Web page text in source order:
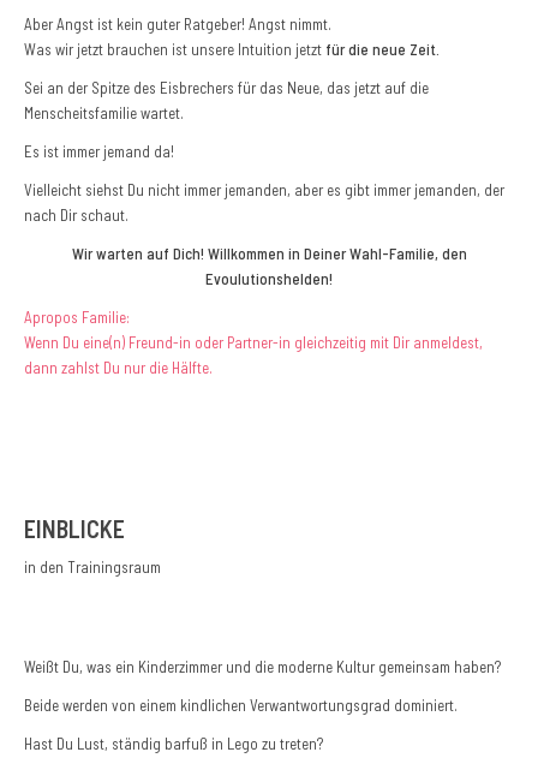
Aber Angst ist kein guter Ratgeber! Angst nimmt.
Was wir jetzt brauchen ist unsere Intuition jetzt für die neue Zeit.
Sei an der Spitze des Eisbrechers für das Neue, das jetzt auf die
Menscheitsfamilie wartet.
Es ist immer jemand da!
Vielleicht siehst Du nicht immer jemanden, aber es gibt immer jemanden, der
nach Dir schaut.
Wir warten auf Dich! Willkommen in Deiner Wahl-Familie, den
Evoulutionshelden!
Apropos Familie:
Wenn Du eine(n) Freund-in oder Partner-in gleichzeitig mit Dir anmeldest,
dann zahlst Du nur die Hälfte.
EINBLICKE
in den Trainingsraum
Weißt Du, was ein Kinderzimmer und die moderne Kultur gemeinsam haben?
Beide werden von einem kindlichen Verwantwortungsgrad dominiert.
Hast Du Lust, ständig barfuß in Lego zu treten?